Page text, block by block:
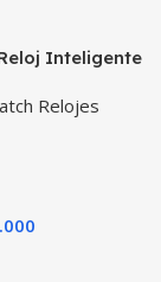
Inteligente
Relojes